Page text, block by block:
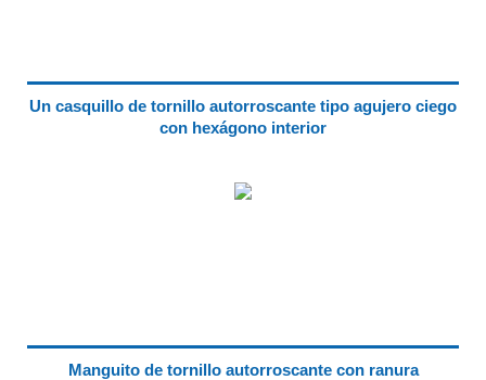
Un casquillo de tornillo autorroscante tipo agujero ciego
con hexágono interior
Manguito de tornillo autorroscante con ranura